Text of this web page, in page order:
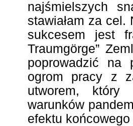
najśmielszych
stawiałam za cel.
sukcesem jest
Traumgörge”
poprowadzić na
ogrom pracy z
utworem, który
warunków
efektu